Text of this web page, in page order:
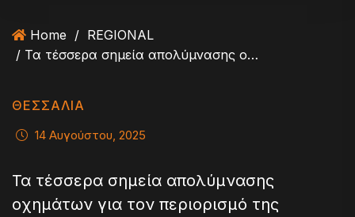
Home / REGIONAL
/ Τα τέσσερα σημεία απολύμνασης οχημάτων για τον περιορισμό της ευλογιάς
ΘΕΣΣΑΛΙΑ
14 Αυγούστου, 2025
Τα τέσσερα σημεία απολύμνασης
οχημάτων για τον περιορισμό της